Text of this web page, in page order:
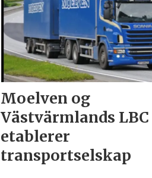
Moelven og
Västvärmlands LBC
etablerer
transportselskap